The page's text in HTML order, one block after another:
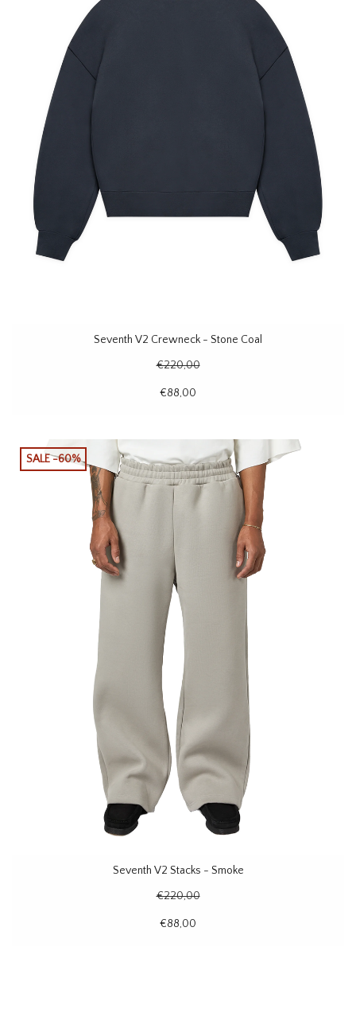
Seventh V2 Crewneck - Stone Coal
€220,00
€88,00
SALE -60%
Seventh V2 Stacks - Smoke
€220,00
€88,00